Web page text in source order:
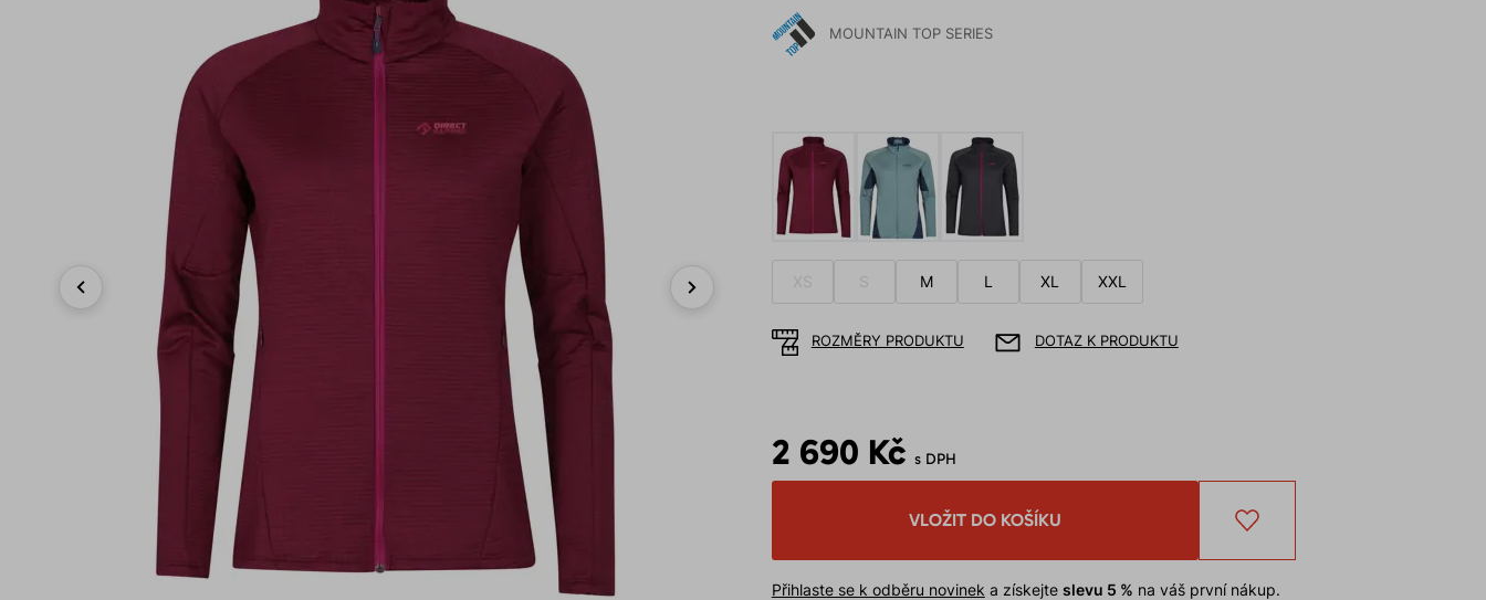
MOUNTAIN TOP SERIES
XS S M L XL XXL
ROZMĚRY PRODUKTU DOTAZ K PRODUKTU
2 690 Kč s DPH
VLOŽIT DO KOŠÍKU
Přihlaste se k odběru novinek a získejte slevu 5 % na váš první nákup.